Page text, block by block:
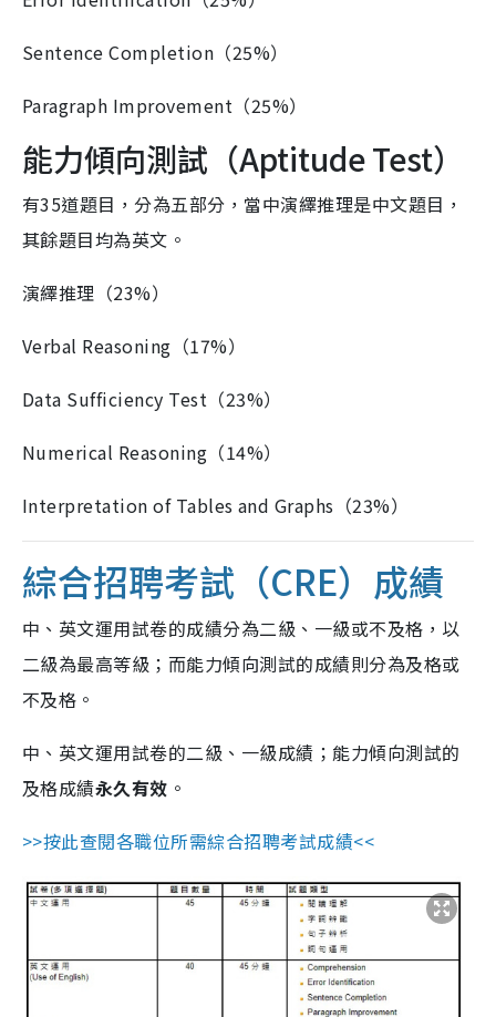
Sentence Completion（25%）
Paragraph Improvement（25%）
能力傾向測試（Aptitude Test）
有35道題目，分為五部分，當中演繹推理是中文題目，
其餘題目均為英文。
演繹推理（23%）
Verbal Reasoning（17%）
Data Sufficiency Test（23%）
Numerical Reasoning（14%）
Interpretation of Tables and Graphs（23%）
綜合招聘考試（CRE）成績
中、英文運用試卷的成績分為二級、一級或不及格，以
二級為最高等級；而能力傾向測試的成績則分為及格或
不及格。
中、英文運用試卷的二級、一級成績；能力傾向測試的
及格成績永久有效 。
>>按此查閱各職位所需綜合招聘考試成績<<